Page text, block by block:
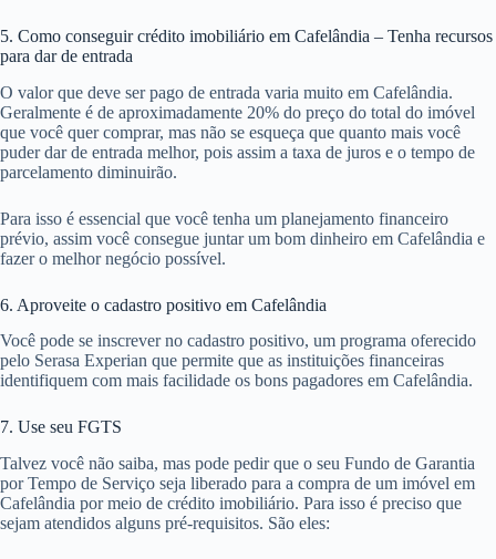
5. Como conseguir crédito imobiliário em Cafelândia – Tenha recursos
para dar de entrada
O valor que deve ser pago de entrada varia muito em Cafelândia.
Geralmente é de aproximadamente 20% do preço do total do imóvel
que você quer comprar, mas não se esqueça que quanto mais você
puder dar de entrada melhor, pois assim a taxa de juros e o tempo de
parcelamento diminuirão.
Para isso é essencial que você tenha um planejamento financeiro
prévio, assim você consegue juntar um bom dinheiro em Cafelândia e
fazer o melhor negócio possível.
6. Aproveite o cadastro positivo em Cafelândia
Você pode se inscrever no cadastro positivo, um programa oferecido
pelo Serasa Experian que permite que as instituições financeiras
identifiquem com mais facilidade os bons pagadores em Cafelândia.
7. Use seu FGTS
Talvez você não saiba, mas pode pedir que o seu Fundo de Garantia
por Tempo de Serviço seja liberado para a compra de um imóvel em
Cafelândia por meio de crédito imobiliário. Para isso é preciso que
sejam atendidos alguns pré-requisitos. São eles: